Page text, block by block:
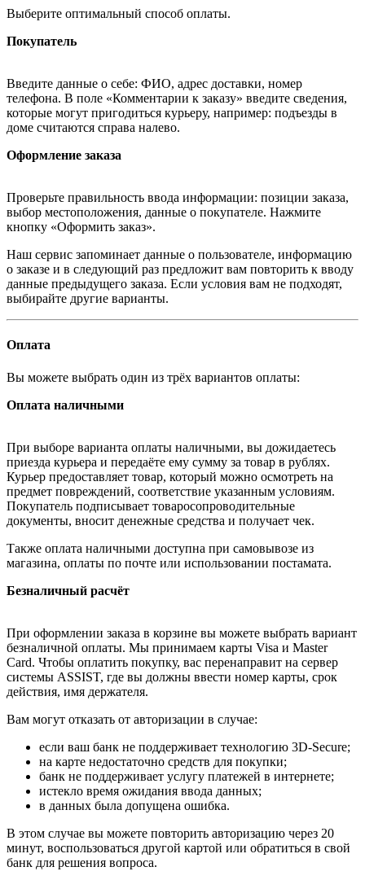
Выберите оптимальный способ оплаты.
Покупатель
Введите данные о себе: ФИО, адрес доставки, номер
телефона. В поле «Комментарии к заказу» введите сведения,
которые могут пригодиться курьеру, например: подъезды в
доме считаются справа налево.
Оформление заказа
Проверьте правильность ввода информации: позиции заказа,
выбор местоположения, данные о покупателе. Нажмите
кнопку «Оформить заказ».
Наш сервис запоминает данные о пользователе, информацию
о заказе и в следующий раз предложит вам повторить к вводу
данные предыдущего заказа. Если условия вам не подходят,
выбирайте другие варианты.
Оплата
Вы можете выбрать один из трёх вариантов оплаты:
Оплата наличными
При выборе варианта оплаты наличными, вы дожидаетесь
приезда курьера и передаёте ему сумму за товар в рублях.
Курьер предоставляет товар, который можно осмотреть на
предмет повреждений, соответствие указанным условиям.
Покупатель подписывает товаросопроводительные
документы, вносит денежные средства и получает чек.
Также оплата наличными доступна при самовывозе из
магазина, оплаты по почте или использовании постамата.
Безналичный расчёт
При оформлении заказа в корзине вы можете выбрать вариант
безналичной оплаты. Мы принимаем карты Visa и Master
Card. Чтобы оплатить покупку, вас перенаправит на сервер
системы ASSIST, где вы должны ввести номер карты, срок
действия, имя держателя.
Вам могут отказать от авторизации в случае:
если ваш банк не поддерживает технологию 3D-Secure;
на карте недостаточно средств для покупки;
банк не поддерживает услугу платежей в интернете;
истекло время ожидания ввода данных;
в данных была допущена ошибка.
В этом случае вы можете повторить авторизацию через 20
минут, воспользоваться другой картой или обратиться в свой
банк для решения вопроса.